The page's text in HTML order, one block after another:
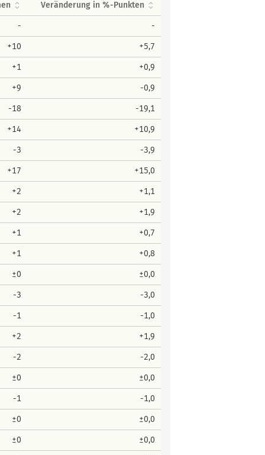
Veränderung in %-Punkten
- -
+10 +5,7
+1 +0,9
+9 -0,9
-18 -19,1
+14 +10,9
-3 -3,9
+17 +15,0
+2 +1,1
+2 +1,9
+1 +0,7
+1 +0,8
±0 ±0,0
-3 -3,0
-1 -1,0
+2 +1,9
-2 -2,0
±0 ±0,0
-1 -1,0
±0 ±0,0
±0 ±0,0